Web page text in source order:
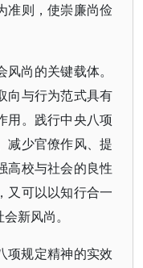
准则，使崇廉尚俭
尚的关键载体。
向与行为范式具有
用。践行中央八项
减少官僚作风、提
高校与社会的良性
又可以以知行合一
新风尚。
项规定精神的实效